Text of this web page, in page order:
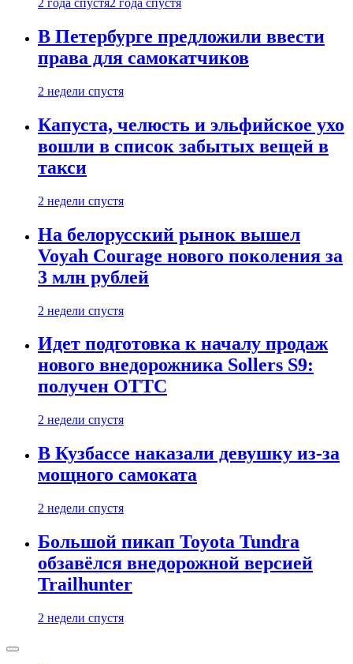
2 года спустя2 года спустя
В Петербурге предложили ввести
права для самокатчиков
2 недели спустя
Капуста, челюсть и эльфийское ухо
вошли в список забытых вещей в
такси
2 недели спустя
На белорусский рынок вышел
Voyah Courage нового поколения за
3 млн рублей
2 недели спустя
Идет подготовка к началу продаж
нового внедорожника Sollers S9:
получен ОТТС
2 недели спустя
В Кузбассе наказали девушку из-за
мощного самоката
2 недели спустя
Большой пикап Toyota Tundra
обзавёлся внедорожной версией
Trailhunter
2 недели спустя